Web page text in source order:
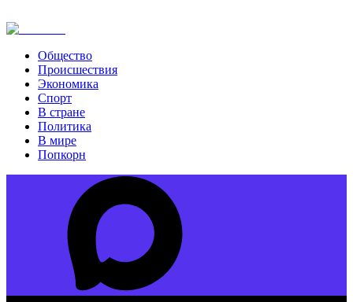
Общество
Происшествия
Экономика
Спорт
В стране
Политика
В мире
Попкорн